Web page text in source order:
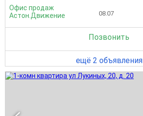
Офис продаж
Астон.Движение
08.07
Позвонить
ещё 2 объявления